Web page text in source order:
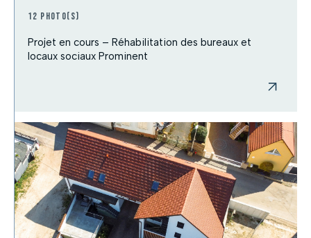
12 photo(s)
Projet en cours – Réhabilitation des bureaux et
locaux sociaux Prominent